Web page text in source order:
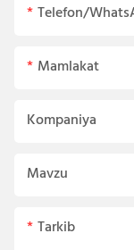
Telefon/
Mamlakat
Kompaniya
Mavzu
Tarkib